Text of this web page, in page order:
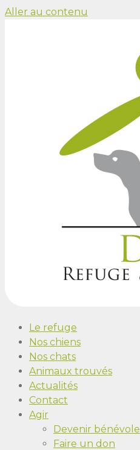
Aller au contenu
Le refuge
Nos chiens
Nos chats
Animaux trouvés
Actualités
Contact
Agir
Devenir bénévole
Faire un don